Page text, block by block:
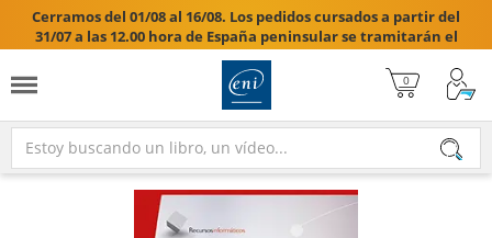
Cerramos del 01/08 al 16/08. Los pedidos cursados a partir del
31/07 a las 12.00 hora de España peninsular se tramitarán el
17/08/2026.
